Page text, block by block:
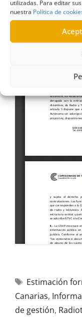
utilizadas. Para editar
nuestra Política de
Estimación
Canarias,
de gestión,